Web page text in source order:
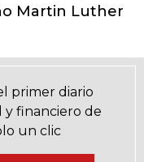
Martin Luther
primer diario
y financiero de
un clic